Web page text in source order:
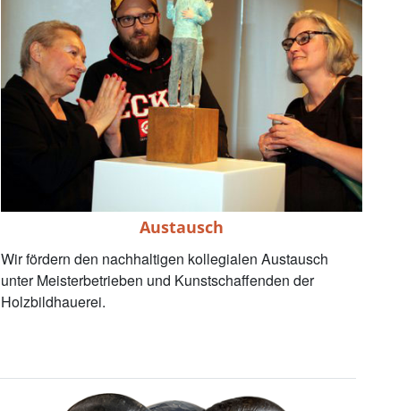
Austausch
Wir fördern den nachhaltigen kollegialen Austausch
unter Meisterbetrieben und Kunstschaffenden der
Holzbildhauerei.
Diverses